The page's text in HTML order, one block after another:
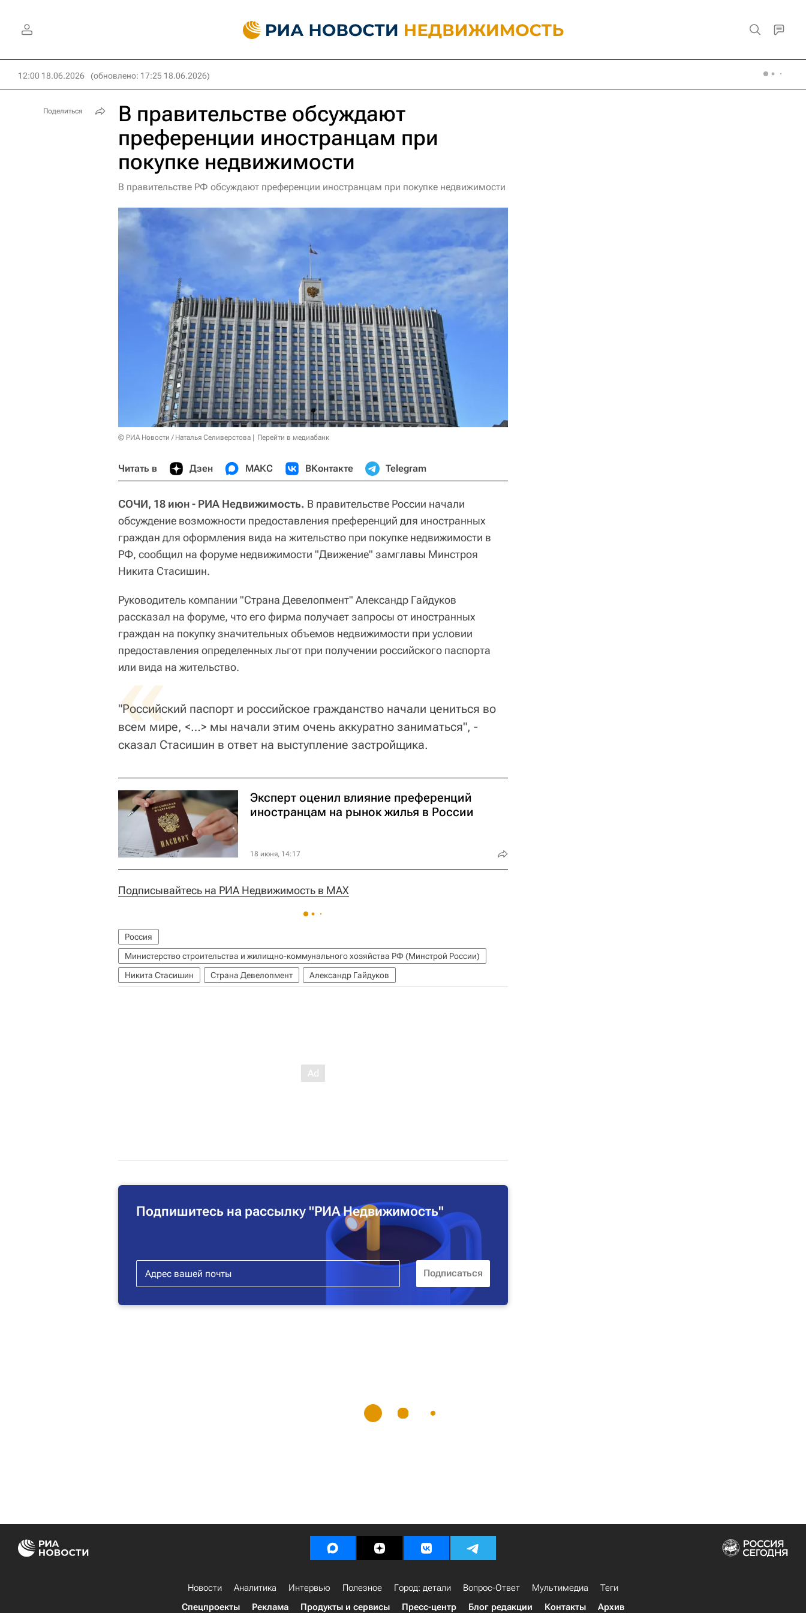
12:00 18.06.2026 (обновлено: 17:25 18.06.2026)
В правительстве обсуждают
преференции иностранцам при
покупке недвижимости
В правительстве РФ обсуждают преференции иностранцам при покупке недвижимости
© РИА Новости / Наталья Селиверстова Перейти в медиабанк
Читать в Дзен МАКС ВКонтакте Telegram
СОЧИ, 18 июн - РИА Недвижимость. В правительстве России начали
обсуждение возможности предоставления преференций для иностранных
граждан для оформления вида на жительство при покупке недвижимости в
РФ, сообщил на форуме недвижимости "Движение" замглавы Минстроя
Никита Стасишин.
Руководитель компании "Страна Девелопмент" Александр Гайдуков
рассказал на форуме, что его фирма получает запросы от иностранных
граждан на покупку значительных объемов недвижимости при условии
предоставления определенных льгот при получении российского паспорта
или вида на жительство.
«
"Российский паспорт и российское гражданство начали цениться во
всем мире, <…> мы начали этим очень аккуратно заниматься", -
сказал Стасишин в ответ на выступление застройщика.
Эксперт оценил влияние преференций
иностранцам на рынок жилья в России
18 июня, 14:17
Подписывайтесь на РИА Недвижимость в MAX
Россия
Министерство строительства и жилищно-коммунального хозяйства РФ (Минстрой России)
Никита Стасишин
Страна Девелопмент Александр Гайдуков
Подпишитесь на рассылку "РИА Недвижимость"
Поделиться
Новости Аналитика Интервью Полезное Город: детали Вопрос-Ответ Мультимедиа
Теги
Спецпроекты
Реклама Продукты и сервисы Пресс-центр Блог редакции Контакты Архив